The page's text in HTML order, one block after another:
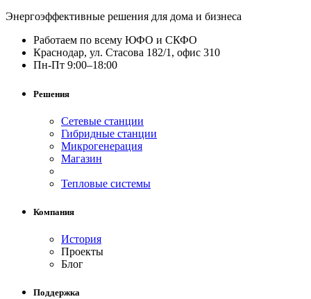
Энергоэффективные решения для дома и бизнеса
Работаем по всему ЮФО и СКФО
Краснодар, ул. Стасова 182/1, офис 310
Пн-Пт 9:00–18:00
Решения
Сетевые станции
Гибридные станции
Микрогенерация
Магазин
Тепловые системы
Компания
История
Проекты
Блог
Поддержка